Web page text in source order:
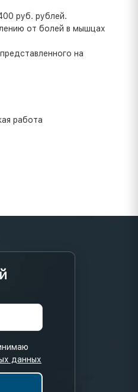
руб. рублей.
от болей в мышцах
на
работа
данных